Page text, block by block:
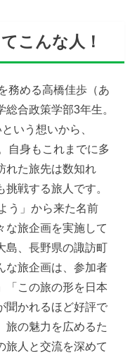
こんな人！
務める高橋佳歩（あ
合政策学部3年生。
いう想いから、
自身もこれまでに多
れた旅先は数知れ
戦する旅人です。
う」から来た名前
な旅企画を実施して
島、長野県の諏訪町
な旅企画は、参加者
「この旅の形を日本
聞かれるほど好評で
旅の魅力を広めるた
旅人と交流を深めて